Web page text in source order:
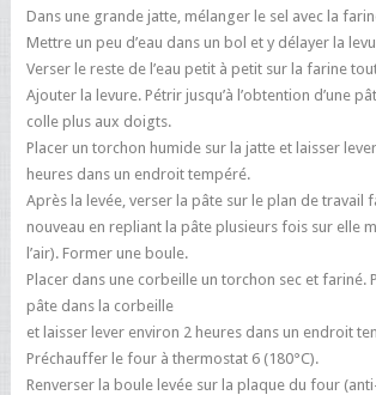
Dans une grande jatte, mélanger le sel avec la
Mettre un peu d’eau dans un bol et y délayer la
Verser le reste de l’eau petit à petit sur la farine
Ajouter la levure. Pétrir jusqu’à l’obtention d’une
colle plus aux doigts.
Placer un torchon humide sur la jatte et laisser
heures dans un endroit tempéré.
Après la levée, verser la pâte sur le plan de travail
nouveau en repliant la pâte plusieurs fois sur elle
l’air). Former une boule.
Placer dans une corbeille un torchon sec et fariné.
pâte dans la corbeille
et laisser lever environ 2 heures dans un endroit
Préchauffer le four à thermostat 6 (180°C).
Renverser la boule levée sur la plaque du four